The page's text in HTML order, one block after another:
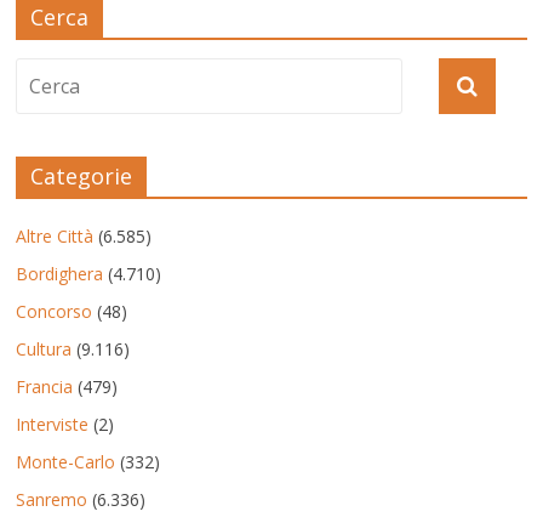
Cerca
Categorie
Altre Città (6.585)
Bordighera (4.710)
Concorso (48)
Cultura (9.116)
Francia (479)
Interviste (2)
Monte-Carlo (332)
Sanremo (6.336)